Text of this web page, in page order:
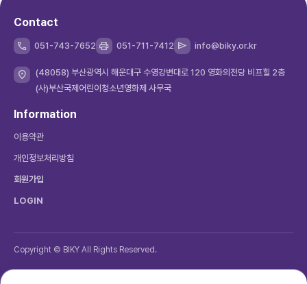
Contact
051-743-7652 051-711-7412 info@biky.or.kr
(48058) 부산광역시 해운대구 수영강변대로 120 영화의전당 비프힐 2층
(사)부산국제어린이청소년영화제 사무국
Information
이용약관
개인정보처리방침
회원가입
LOGIN
Copyright © BIKY All Rights Reserved.